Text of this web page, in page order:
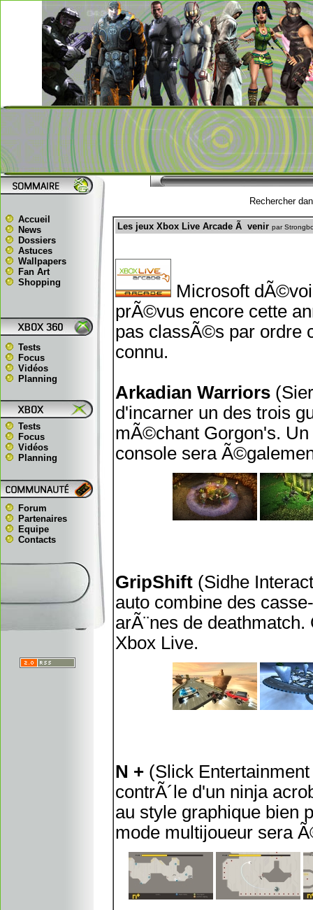
Accueil
News
Dossiers
Astuces
Wallpapers
Fan Art
Shopping
Tests
Focus
Vidéos
Planning
Tests
Focus
Vidéos
Planning
Forum
Partenaires
Equipe
Contacts
Rechercher
Les jeux Xbox Live Arcade Ã venir par
Microsoft
prÃ©vus encore cette
pas classÃ©s par ordre
connu.
Arkadian Warriors
d'incarner un des trois
mÃ©chant Gorgon's.
console sera
GripShift(Sidhe
auto combine des
arÃ¨nes de
Xbox Live.
N +(Slick Entertainment
contrÃ´le d'un ninja
au style graphique bien
mode multijoueur sera